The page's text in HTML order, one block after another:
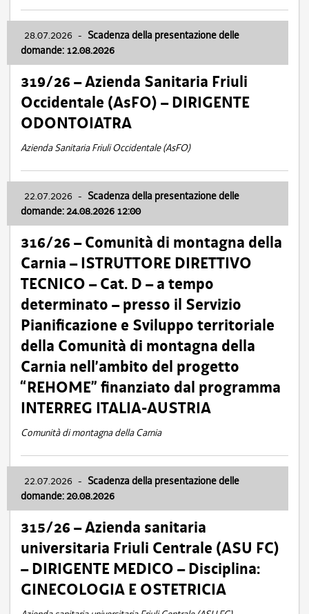
28.07.2026 - Scadenza della presentazione delle
domande: 12.08.2026
319/26 – Azienda Sanitaria Friuli
Occidentale (AsFO) – DIRIGENTE
ODONTOIATRA
Azienda Sanitaria Friuli Occidentale (AsFO)
22.07.2026 - Scadenza della presentazione delle
domande: 24.08.2026 12:00
316/26 – Comunità di montagna della
Carnia – ISTRUTTORE DIRETTIVO
TECNICO – Cat. D – a tempo
determinato – presso il Servizio
Pianificazione e Sviluppo territoriale
della Comunità di montagna della
Carnia nell’ambito del progetto
“REHOME” finanziato dal programma
INTERREG ITALIA-AUSTRIA
Comunità di montagna della Carnia
22.07.2026 - Scadenza della presentazione delle
domande: 20.08.2026
315/26 – Azienda sanitaria
universitaria Friuli Centrale (ASU FC)
– DIRIGENTE MEDICO – Disciplina:
GINECOLOGIA E OSTETRICIA